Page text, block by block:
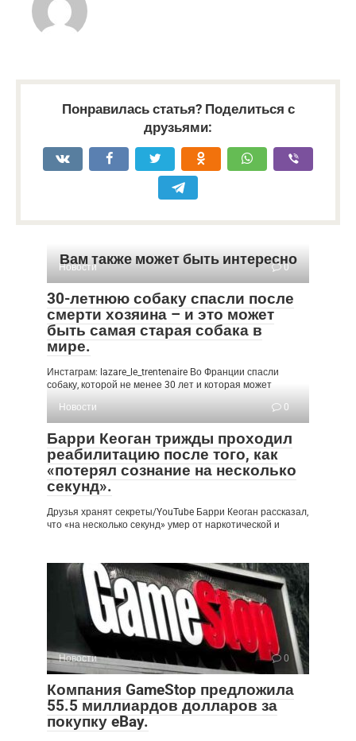
Понравилась статья? Поделиться с
друзьями:
Вам также может быть интересно
Новости 0
30-летнюю собаку спасли после
смерти хозяина – и это может
быть самая старая собака в
мире.
Инстаграм: lazare_le_trentenaire Во Франции спасли
собаку, которой не менее 30 лет и которая может
Новости
0
Барри Кеоган трижды проходил
реабилитацию после того, как
«потерял сознание на несколько
секунд».
Друзья хранят секреты/YouTube Барри Кеоган рассказал,
что «на несколько секунд» умер от наркотической и
Новости 0
Компания GameStop предложила
55.5 миллиардов долларов за
покупку eBay.